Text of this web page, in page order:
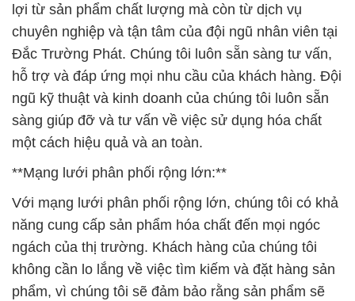
lợi từ sản phẩm chất lượng mà còn từ dịch vụ
chuyên nghiệp và tận tâm của đội ngũ nhân viên tại
Đắc Trường Phát. Chúng tôi luôn sẵn sàng tư vấn,
hỗ trợ và đáp ứng mọi nhu cầu của khách hàng. Đội
ngũ kỹ thuật và kinh doanh của chúng tôi luôn sẵn
sàng giúp đỡ và tư vấn về việc sử dụng hóa chất
một cách hiệu quả và an toàn.
**Mạng lưới phân phối rộng lớn:**
Với mạng lưới phân phối rộng lớn, chúng tôi có khả
năng cung cấp sản phẩm hóa chất đến mọi ngóc
ngách của thị trường. Khách hàng của chúng tôi
không cần lo lắng về việc tìm kiếm và đặt hàng sản
phẩm, vì chúng tôi sẽ đảm bảo rằng sản phẩm sẽ